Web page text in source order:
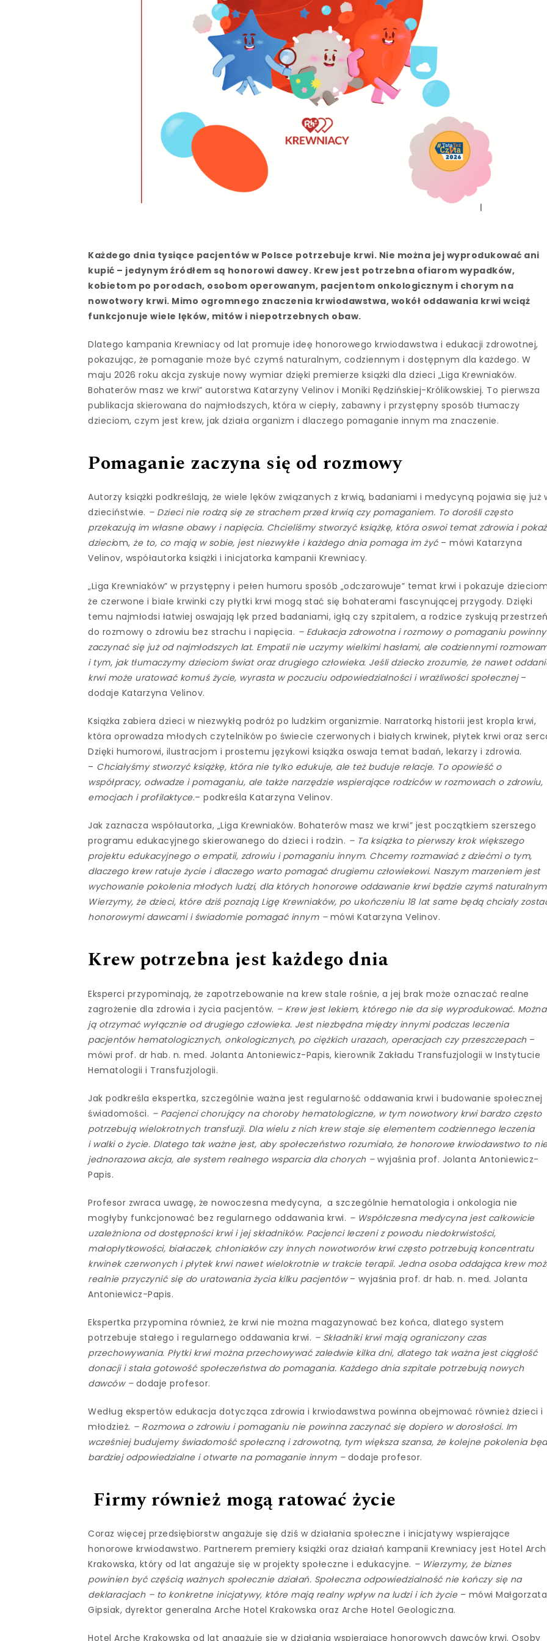
Każdego dnia tysiące pacjentów w Polsce potrzebuje krwi. Nie można jej wyprodukować ani
kupić – jedynym źródłem są honorowi dawcy. Krew jest potrzebna ofiarom wypadków,
kobietom po porodach, osobom operowanym, pacjentom onkologicznym i chorym na
nowotwory krwi. Mimo ogromnego znaczenia krwiodawstwa, wokół oddawania krwi wciąż
funkcjonuje wiele lęków, mitów i niepotrzebnych obaw.
Dlatego kampania Krewniacy od lat promuje ideę honorowego krwiodawstwa i edukacji zdrowotnej,
pokazując, że pomaganie może być czymś naturalnym, codziennym i dostępnym dla każdego. W
maju 2026 roku akcja zyskuje nowy wymiar dzięki premierze książki dla dzieci „Liga Krewniaków.
Bohaterów masz we krwi” autorstwa Katarzyny Velinov i Moniki Rędzińskiej-Królikowskiej. To pierwsza
publikacja skierowana do najmłodszych, która w ciepły, zabawny i przystępny sposób tłumaczy
dzieciom, czym jest krew, jak działa organizm i dlaczego pomaganie innym ma znaczenie.
Pomaganie zaczyna się od rozmowy
Autorzy książki podkreślają, że wiele lęków związanych z krwią, badaniami i medycyną pojawia się już
dzieciństwie. – Dzieci nie rodzą się ze strachem przed krwią czy pomaganiem. To dorośli często
przekazują im własne obawy i napięcia. Chcieliśmy stworzyć książkę, która oswoi temat zdrowia i
dzieciom, że to, co mają w sobie, jest niezwykłe i każdego dnia pomaga im żyć – mówi Katarzyna
Velinov, współautorka książki i inicjatorka kampanii Krewniacy.
„Liga Krewniaków” w przystępny i pełen humoru sposób „odczarowuje” temat krwi i pokazuje
że czerwone i białe krwinki czy płytki krwi mogą stać się bohaterami fascynującej przygody. Dzięki
temu najmłodsi łatwiej oswajają lęk przed badaniami, igłą czy szpitalem, a rodzice zyskują
do rozmowy o zdrowiu bez strachu i napięcia. – Edukacja zdrowotna i rozmowy o pomaganiu powinny
zaczynać się już od najmłodszych lat. Empatii nie uczymy wielkimi hasłami, ale codziennymi
i tym, jak tłumaczymy dzieciom świat oraz drugiego człowieka. Jeśli dziecko zrozumie, że nawet
krwi może uratować komuś życie, wyrasta w poczuciu odpowiedzialności i wrażliwości społecznej –
dodaje Katarzyna Velinov.
Książka zabiera dzieci w niezwykłą podróż po ludzkim organizmie. Narratorką historii jest kropla krwi,
która oprowadza młodych czytelników po świecie czerwonych i białych krwinek, płytek krwi oraz
Dzięki humorowi, ilustracjom i prostemu językowi książka oswaja temat badań, lekarzy i zdrowia.
– Chciałyśmy stworzyć książkę, która nie tylko edukuje, ale też buduje relacje. To opowieść o
współpracy, odwadze i pomaganiu, ale także narzędzie wspierające rodziców w rozmowach o zdrowiu,
emocjach i profilaktyce.– podkreśla Katarzyna Velinov.
Jak zaznacza współautorka, „Liga Krewniaków. Bohaterów masz we krwi” jest początkiem szerszego
programu edukacyjnego skierowanego do dzieci i rodzin. – Ta książka to pierwszy krok większego
projektu edukacyjnego o empatii, zdrowiu i pomaganiu innym. Chcemy rozmawiać z dziećmi o tym,
dlaczego krew ratuje życie i dlaczego warto pomagać drugiemu człowiekowi. Naszym marzeniem jest
wychowanie pokolenia młodych ludzi, dla których honorowe oddawanie krwi będzie czymś
Wierzymy, że dzieci, które dziś poznają Ligę Krewniaków, po ukończeniu 18 lat same będą chciały
honorowymi dawcami i świadomie pomagać innym –mówi Katarzyna Velinov.
Krew potrzebna jest każdego dnia
Eksperci przypominają, że zapotrzebowanie na krew stale rośnie, a jej brak może oznaczać realne
zagrożenie dla zdrowia i życia pacjentów. – Krew jest lekiem, którego nie da się wyprodukować. Można
ją otrzymać wyłącznie od drugiego człowieka. Jest niezbędna między innymi podczas leczenia
pacjentów hematologicznych, onkologicznych, po ciężkich urazach, operacjach czy przeszczepach–
mówi prof. dr hab. n. med. Jolanta Antoniewicz-Papis, kierownik Zakładu Transfuzjologii w Instytucie
Hematologii i Transfuzjologii.
Jak podkreśla ekspertka, szczególnie ważna jest regularność oddawania krwi i budowanie społecznej
świadomości. – Pacjenci chorujący na choroby hematologiczne, w tym nowotwory krwi bardzo często
potrzebują wielokrotnych transfuzji. Dla wielu z nich krew staje się elementem codziennego leczenia
i walki o życie. Dlatego tak ważne jest, aby społeczeństwo rozumiało, że honorowe krwiodawstwo to
jednorazowa akcja, ale system realnego wsparcia dla chorych –wyjaśnia prof. Jolanta Antoniewicz-
Papis.
Profesor zwraca uwagę, że nowoczesna medycyna, a szczególnie hematologia i onkologia nie
mogłyby funkcjonować bez regularnego oddawania krwi. – Współczesna medycyna jest całkowicie
uzależniona od dostępności krwi i jej składników. Pacjenci leczeni z powodu niedokrwistości,
małopłytkowości, białaczek, chłoniaków czy innych nowotworów krwi często potrzebują koncentratu
krwinek czerwonych i płytek krwi nawet wielokrotnie w trakcie terapii. Jedna osoba oddająca krew
realnie przyczynić się do uratowania życia kilku pacjentów– wyjaśnia prof. dr hab. n. med. Jolanta
Antoniewicz-Papis.
Ekspertka przypomina również, że krwi nie można magazynować bez końca, dlatego system
potrzebuje stałego i regularnego oddawania krwi. – Składniki krwi mają ograniczony czas
przechowywania. Płytki krwi można przechowywać zaledwie kilka dni, dlatego tak ważna jest ciągłość
donacji i stała gotowość społeczeństwa do pomagania. Każdego dnia szpitale potrzebują nowych
dawców –dodaje profesor.
Według ekspertów edukacja dotycząca zdrowia i krwiodawstwa powinna obejmować również dzieci i
młodzież. – Rozmowa o zdrowiu i pomaganiu nie powinna zaczynać się dopiero w dorosłości. Im
wcześniej budujemy świadomość społeczną i zdrowotną, tym większa szansa, że kolejne pokolenia
bardziej odpowiedzialne i otwarte na pomaganie innym –dodaje profesor.
Firmy również mogą ratować życie
Coraz więcej przedsiębiorstw angażuje się dziś w działania społeczne i inicjatywy wspierające
honorowe krwiodawstwo. Partnerem premiery książki oraz działań kampanii Krewniacy jest Hotel
Krakowska, który od lat angażuje się w projekty społeczne i edukacyjne. – Wierzymy, że biznes
powinien być częścią ważnych społecznie działań. Społeczna odpowiedzialność nie kończy się na
deklaracjach – to konkretne inicjatywy, które mają realny wpływ na ludzi i ich życie– mówi Małgorzata
Gipsiak, dyrektor generalna Arche Hotel Krakowska oraz Arche Hotel Geologiczna.
Hotel Arche Krakowska od lat angażuje się w działania wspierające honorowych dawców krwi. Osoby